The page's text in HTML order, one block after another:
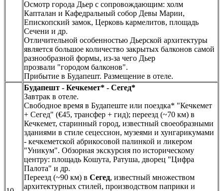
Осмотр города Дьер с сопровождающим: холм
Капталан и Кафедральный собор Девы Марии,
Епископский замок, Церковь кармелитов, площадь
Сечени и др.
Отличительной особенностью Дьерской архитектуры
является большое количество закрытых балконов самой
разнообразной формы, из-за чего Дьер
прозвали "городом балконов".
Прибытие в Будапешт. Размещение в отеле.
Будапешт - Кечкемет* - Сегед*
Завтрак в отеле.
Свободное время в Будапеште или поездка* "Кечкемет
+ Сегед" (€45, трансфер + гид); переезд (~70 км) в
Кечкемет, старинный город, известный своеобразными
зданиями в стиле сецессион, музеями и хунгарикумами
- кечкеметской абрикосовой палинкой и ликером
"Уникум". Обзорная экскурсия по историческому
центру: площадь Кошута, Ратуша, дворец "Цифра
Палота" и др.
Переезд (~90 км) в Сегед, известный множеством
архитектурных стилей, производством паприки и